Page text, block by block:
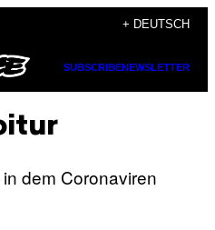
+ DEUTSCH
SUBSCRIBENEWSLETTER